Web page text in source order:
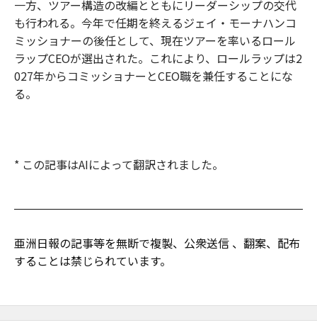
一方、ツアー構造の改編とともにリーダーシップの交代
も行われる。今年で任期を終えるジェイ・モーナハンコ
ミッショナーの後任として、現在ツアーを率いるロール
ラップCEOが選出された。これにより、ロールラップは2
027年からコミッショナーとCEO職を兼任することにな
る。
* この記事はAIによって翻訳されました。
亜洲日報の記事等を無断で複製、公衆送信 、翻案、配布
することは禁じられています。